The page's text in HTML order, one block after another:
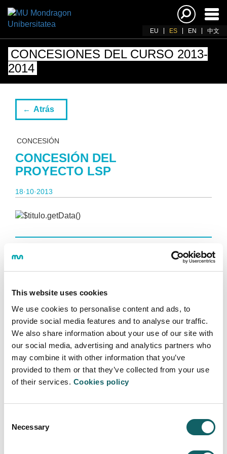
This website uses cookies
We use cookies to personalise content and ads, to
provide social media features and to analyse our traffic.
We also share information about your use of our site with
our social media, advertising and analytics partners who
may combine it with other information that you’ve
provided to them or that they’ve collected from your use
of their services. Cookies policy
Selection
Necessary
EU ES EN 中文
CONCESIONES DEL CURSO 2013-
2014
Atrás
CONCESIÓN
CONCESIÓN DEL
PROYECTO LSP
18·10·2013
El proyecto
LEAN STARTUP SAIAKUNTZA
HEURISTIKOA Ekintzailetasuna sustatzeko Lean
el Programa para la Promoción de Gipuzkoa como un
Gipuzkoa.
INGENIERÍA - TECNOLOGÍA
Área de Ingeniería - Tecnología
Descripción